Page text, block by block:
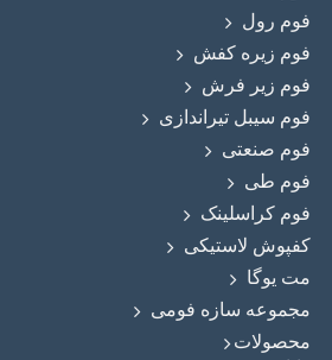
فوم رول
فوم زيره كفش
فوم زیر فرش
فوم سیبل تیراندازی
فوم صنعتی
فوم طی
فوم کراسلینک
کفپوش لاستیکی
مت یوگا
مجموعه سازه فومی
محصولات